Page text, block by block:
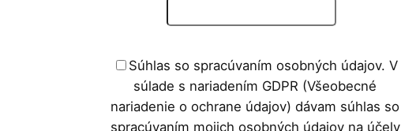
Súhlas so spracúvaním osobných údajov. V
súlade s nariadením GDPR (Všeobecné
nariadenie o ochrane údajov) dávam súhlas so
spracúvaním mojich osobných údajov na účely